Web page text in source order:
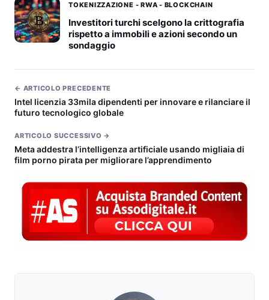
TOKENIZZAZIONE - RWA - BLOCKCHAIN
Investitori turchi scelgono la crittografia
rispetto a immobili e azioni secondo un
sondaggio
← ARTICOLO PRECEDENTE
Intel licenzia 33mila dipendenti per innovare e rilanciare il
futuro tecnologico globale
ARTICOLO SUCCESSIVO →
Meta addestra l’intelligenza artificiale usando migliaia di
film porno pirata per migliorare l’apprendimento